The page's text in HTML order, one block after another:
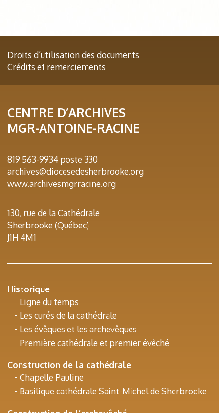
Droits d’utilisation des documents
Crédits et remerciements
CENTRE D’ARCHIVES
MGR-ANTOINE-RACINE
819 563-9934 poste 330
archives@diocesedesherbrooke.org
www.archivesmgrracine.org
130, rue de la Cathédrale
Sherbrooke (Québec)
J1H 4M1
Historique
Ligne du temps
Les curés de la cathédrale
Les évêques et les archevêques
Première cathédrale et premier évêché
Construction de la cathédrale
Chapelle Pauline
Basilique cathédrale Saint-Michel de Sherbrooke